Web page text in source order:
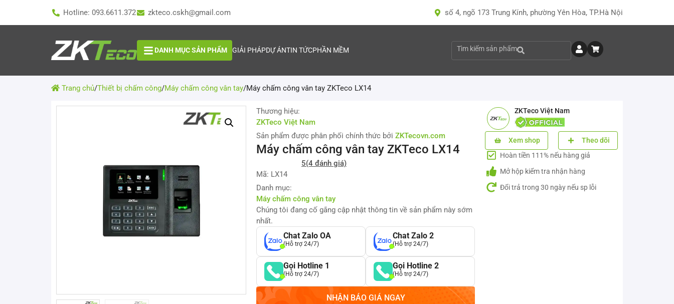
Hotline: 093.6611.372 zkteco.cskh@gmail.com số 4, ngõ 173 Trung Kính, phường Yên Hòa, TP.Hà Nội
DANH MỤC SẢN PHẨM GIẢI PHÁPDỰ ÁNTIN TỨCPHẦN MỀM Tìm kiếm sản phẩm
Trang chủ/Thiết bị chấm công/Máy chấm công vân tay/Máy chấm công vân tay ZKTeco LX14
Thương hiệu:
ZKTeco Việt Nam
Sản phẩm được phân phối chính thức bởi ZKTecovn.com
Máy chấm công vân tay ZKTeco LX14
5(4 đánh giá)
Mã: LX14
Danh mục:
Máy chấm công vân tay
Chúng tôi đang cố gắng cập nhật thông tin về sản phẩm này sớm
nhất.
Chat Zalo OA
(Hỗ trợ 24/7)
Chat Zalo 2
(Hỗ trợ 24/7)
Gọi Hotline 1
(Hỗ trợ 24/7)
Gọi Hotline 2
(Hỗ trợ 24/7)
NHẬN BÁO GIÁ NGAY
ZKTeco Việt Nam
Xem shop
Theo dõi
Hoàn tiền 111% nếu hàng giả
Mở hộp kiểm tra nhận hàng
Đổi trả trong 30 ngày nếu sp lỗi